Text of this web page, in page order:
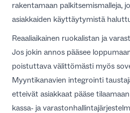
rakentamaan palkitsemismalleja,
asiakkaiden käyttäytymistä
Reaaliaikainen ruokalistan ja
Jos jokin annos pääsee
poistuttava välittömästi myös
Myyntikanavien integrointi
etteivät asiakkaat pääse
kassa- ja